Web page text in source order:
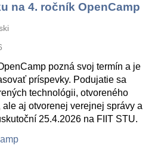
na 4. ročník OpenCamp
pozná svoj termín a je
príspevky. Podujatie sa
technológii, otvoreného
aj otvorenej verejnej správy a
25.4.2026 na FIIT STU.